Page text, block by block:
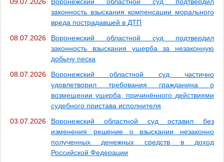
законность взыскания компенсации морального
вреда пострадавшей в ДТП
08.07.2026
Воронежский областной суд подтвердил
законность взыскания ущерба за незаконную
добычу песка
08.07.2026
Воронежский областной суд частично
удовлетворил требования гражданина о
возмещении ущерба, причинённого действиями
судебного пристава исполнителя
03.07.2026
Воронежский областной суд оставил без
изменения решение о взыскании незаконно
полученных денежных средств в доход
Российской Федерации